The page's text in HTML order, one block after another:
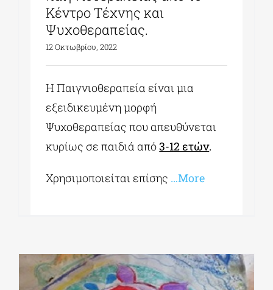
Κέντρο Τέχνης και
Ψυχοθεραπείας.
12 Οκτωβρίου, 2022
Η Παιγνιοθεραπεία είναι μια
εξειδικευμένη μορφή
Ψυχοθεραπείας που απευθύνεται
κυρίως σε παιδιά από3-12 ετών.
Χρησιμοποιείται επίσης …More